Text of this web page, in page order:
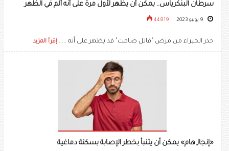
سرطان البنكرياس.. يمكن أن يظهر لأول مرة على أنه ألم في الظهر
44819
حذر الخبراء من مرض "قاتل صامت" قد يظهر على أنه ..... إقرأ المزيد
«إنجاز هام» يمكن أن يتنبأ بخطر الإصابة بسكتة دماغية